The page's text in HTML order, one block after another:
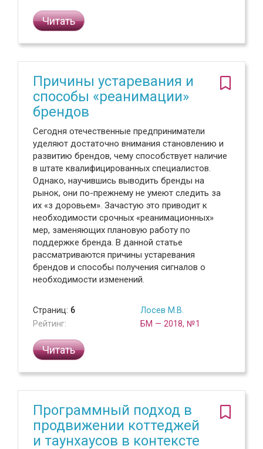
Читать
Причины устаревания и
способы «реанимации»
брендов
Сегодня отечественные предприниматели
уделяют достаточно внимания становлению и
развитию брендов, чему способствует наличие
в штате квалифицированных специалистов.
Однако, научившись выводить бренды на
рынок, они по-прежнему не умеют следить за
их «з доровьем». Зачастую это приводит к
необходимости срочных «реанимационных»
мер, заменяющих плановую работу по
поддержке бренда. В данной статье
рассматриваются причины устаревания
брендов и способы получения сигналов о
необходимости изменений.
Страниц: 6
Рейтинг:
Лосев М.В.
БМ — 2018, №1
Читать
Программный подход в
продвижении коттеджей
и таунхаусов в контексте